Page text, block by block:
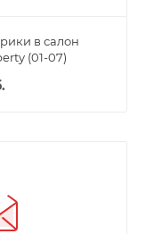
в салон
(01-07)